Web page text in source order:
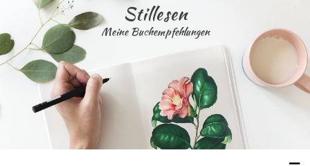
content
Stillesen
Meine Buchempfehlungen